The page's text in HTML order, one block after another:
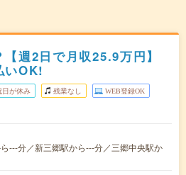
週2日で月収25.9万円】
いOK!
日が休み 残業なし WEB登録OK
---分／新三郷駅から---分／三郷中央駅か